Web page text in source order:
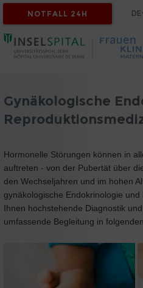
NOTFALL 24H DE
Gynäkologische
Hormonelle Störungen können in
auftreten - von der Pubertät über
den Wechseljahren und im hohen
gynäkologische Endokrinologie
Ihnen hochstehende Diagnostik
umfassende Begleitung in